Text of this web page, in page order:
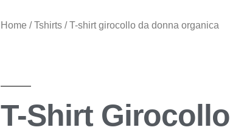
Home /Tshirts / T-shirt girocollo da donna organica
T-Shirt Girocollo